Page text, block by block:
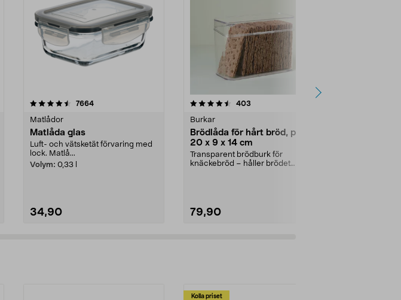
7664recensioner
Matlådor
Matlåda glas
Luft- och vätsketät förvaring med
lock. Matlå...
Volym: 0,33 l
34,90
4.5 av 5 stjärnor 403
Burkar
Brödlåda för hårt bröd, plast,
20 x 9 x 14 cm
Transparent brödburk för
knäckebröd – håller brödet
79,90
4.5 av 5 stjärnor
Kolla priset